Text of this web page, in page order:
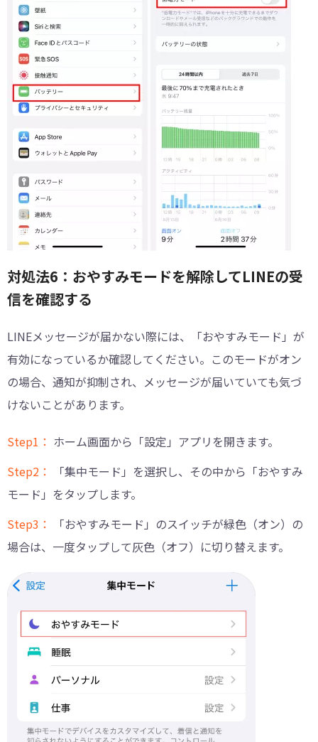
対処法6：おやすみモードを解除してLINEの受
信を確認する
LINEメッセージが届かない際には、「おやすみモード」が
有効になっているか確認してください。このモードがオン
の場合、通知が抑制され、メッセージが届いていても気づ
けないことがあります。
Step1： ホーム画面から「設定」アプリを開きます。
Step2：
「集中モード」を選択し、その中から「おやすみ
モード」をタップします。
Step3：
「おやすみモード」のスイッチが緑色（オン）の
場合は、一度タップして灰色（オフ）に切り替えます。